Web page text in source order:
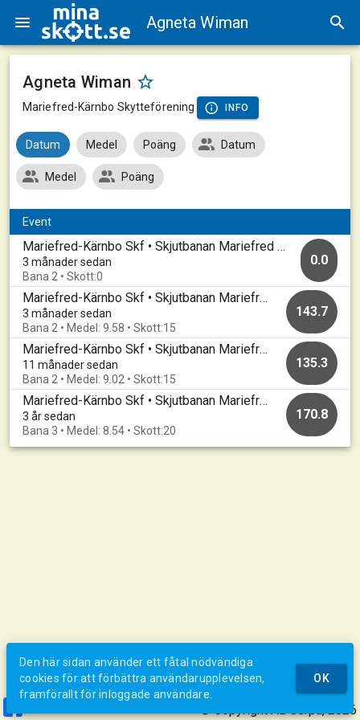
Agneta Wiman
Agneta Wiman
Mariefred-Kärnbo Skytteförening INFO
Datum Medel Poäng Datum
Medel Poäng
Event
Mariefred-Kärnbo Skf • Skjutbanan Mariefred • 20260424
3 månader sedan
Bana 2 • Skott:0
0.0
Mariefred-Kärnbo Skf • Skjutbanan Mariefred • 20260424
3 månader sedan
Bana 2 • Medel: 9.58 • Skott:15
143.7
Mariefred-Kärnbo Skf • Skjutbanan Mariefred • 20250817
11 månader sedan
Bana 2 • Medel: 9.02 • Skott:15
135.3
Mariefred-Kärnbo Skf • Skjutbanan Mariefred • 20230516
3 år sedan
Bana 3 • Medel: 8.54 • Skott:20
170.8
© Copyright AB Jerpa, 2026
Den här sidan använder ett fåtal nödvändiga
cookies för att förbättra användarupplevelsen,
framförallt för inloggade användare.
OK